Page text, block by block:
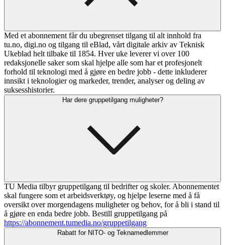
Med et abonnement får du ubegrenset tilgang til alt innhold fra
tu.no, digi.no og tilgang til eBlad, vårt digitale arkiv av Teknisk
Ukeblad helt tilbake til 1854. Hver uke leverer vi over 100
redaksjonelle saker som skal hjelpe alle som har et profesjonelt
forhold til teknologi med å gjøre en bedre jobb - dette inkluderer
innsikt i teknologier og markeder, trender, analyser og deling av
suksesshistorier.
Har dere gruppetilgang muligheter?
TU Media tilbyr gruppetilgang til bedrifter og skoler. Abonnementet
skal fungere som et arbeidsverktøy, og hjelpe leserne med å få
oversikt over morgendagens muligheter og behov, for å bli i stand til
å gjøre en enda bedre jobb. Bestill gruppetilgang på
https://abonnement.tumedia.no/gruppetilgang
Rabatt for NITO- og Teknamedlemmer